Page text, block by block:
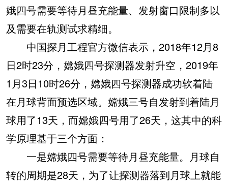
娥四号需要等待月昼充能量、发射窗口限制多以
及需要在轨测试求精细。
中国探月工程官方微信表示，2018年12月8
日2时23分，嫦娥四号探测器发射升空，2019年
1月3日10时26分，嫦娥四号探测器成功软着陆
在月球背面预选区域。嫦娥三号自发射到着陆月
球用了13天，而嫦娥四号用了26天，这其中的科
学原理基于三个方面：
一是嫦娥四号需要等待月昼充能量。月球自
转的周期是28天，为了让探测器落到月球上就能